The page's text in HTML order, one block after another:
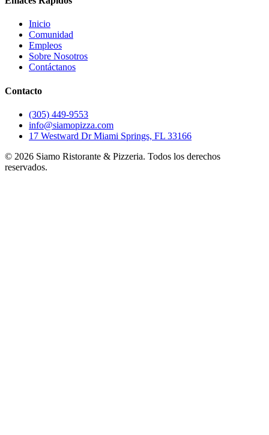
Inicio
Comunidad
Empleos
Sobre Nosotros
Contáctanos
Contacto
(305) 449-9553
info@siamopizza.com
17 Westward Dr Miami Springs, FL 33166
© 2026 Siamo Ristorante & Pizzeria. Todos los derechos
reservados.